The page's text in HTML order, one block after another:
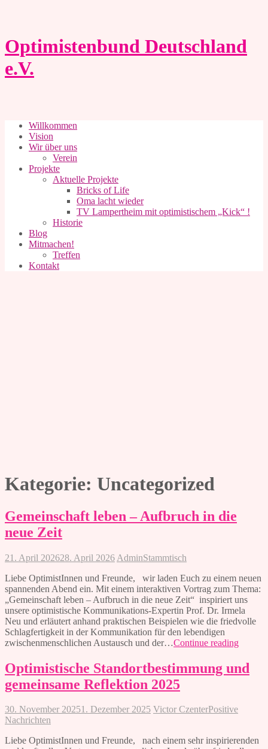
Optimistenbund Deutschland
e.V.
Willkommen
Vision
Wir über uns
Verein
Projekte
Aktuelle Projekte
Bricks of Life
Oma lacht wieder
TV Lampertheim mit optimistischem „Kick“ !
Historie
Blog
Mitmachen!
Treffen
Kontakt
Kategorie: Uncategorized
Gemeinschaft leben – Aufbruch in die
neue Zeit
21. April 202628. April 2026 AdminStammtisch
Liebe OptimistInnen und Freunde, wir laden Euch zu einem neuen
spannenden Abend ein. Mit einem interaktiven Vortrag zum Thema:
„Gemeinschaft leben – Aufbruch in die neue Zeit“ inspiriert uns
unsere optimistische Kommunikations-Expertin Prof. Dr. Irmela
Neu und erläutert anhand praktischen Beispielen wie die friedvolle
Schlagfertigkeit in der Kommunikation für den lebendigen
zwischenmenschlichen Austausch und der…Continue reading
Optimistische Standortbestimmung und
gemeinsame Reflektion 2025
30. November 20251. Dezember 2025 Victor CzenterPositive
Nachrichten
Liebe OptimistInnen und Freunde, nach einem sehr inspirierenden